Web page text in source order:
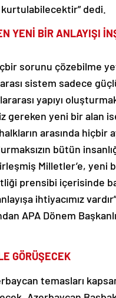
dedi.
YENİ BİR ANLAYIŞI
sorunu çözebilme
sistem sadece
yapıyı
gereken yeni bir alan
arasında hiçbir
bütün
Milletler’e, yeni
prensibi içerisinde
ihtiyacımız
APA Dönem
GÖRÜŞECEK
temasları